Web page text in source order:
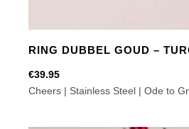
RING DUBBEL GOUD –
€39.95
Cheers | Stainless Steel | Ode to